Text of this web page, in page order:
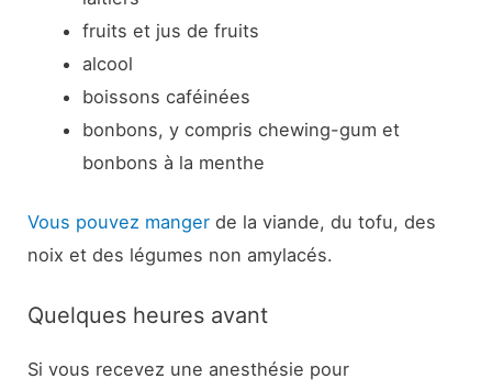
fruits et jus de fruits
alcool
boissons caféinées
bonbons, y compris chewing-gum et
bonbons à la menthe
Vous pouvez manger de la viande, du tofu, des
noix et des légumes non amylacés.
Quelques heures avant
Si vous recevez une anesthésie pour